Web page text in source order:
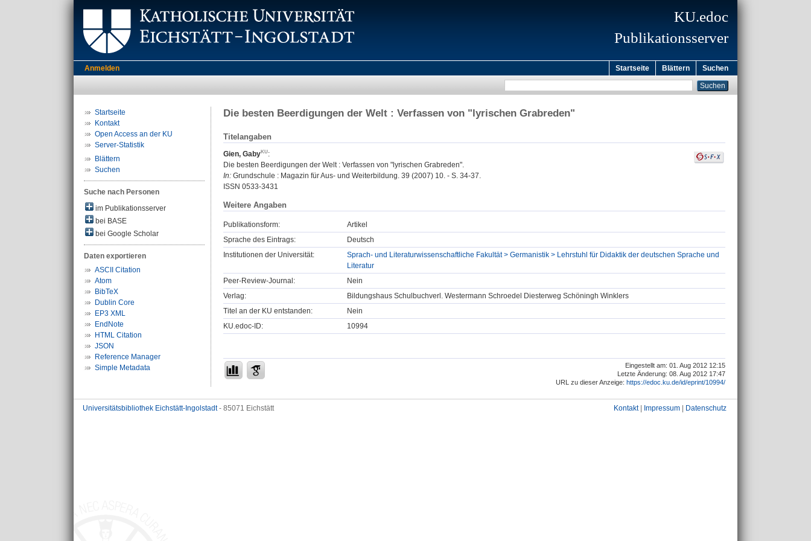
KU.edoc
Publikationsserver
Anmelden Startseite Blättern Suchen
Startseite
Kontakt
Open Access an der KU
Server-Statistik
Blättern
Suchen
Suche nach Personen
im Publikationsserver
bei BASE
bei Google Scholar
Daten exportieren
ASCII Citation
Atom
BibTeX
Dublin Core
EP3 XML
EndNote
HTML Citation
JSON
Reference Manager
Simple Metadata
Die besten Beerdigungen der Welt : Verfassen von "lyrischen Grabreden"
Titelangaben
Gien, Gaby
:
Die besten Beerdigungen der Welt : Verfassen von "lyrischen Grabreden".
In: Grundschule : Magazin für Aus- und Weiterbildung. 39 (2007) 10. - S. 34-37.
ISSN 0533-3431
Weitere Angaben
Publikationsform:
Artikel
Sprache des Eintrags:
Deutsch
Institutionen der Universität:
Sprach- und Literaturwissenschaftliche Fakultät > Germanistik > Lehrstuhl für Didaktik der deutschen Sprache und
Literatur
Peer-Review-Journal:
Nein
Verlag:
Bildungshaus Schulbuchverl. Westermann Schroedel Diesterweg Schöningh Winklers
Titel an der KU entstanden:
Nein
KU.edoc-ID:
10994
Eingestellt am: 01. Aug 2012 12:15
Letzte Änderung: 08. Aug 2012 17:47
URL zu dieser Anzeige: https://edoc.ku.de/id/eprint/10994/
Universitätsbibliothek Eichstätt-Ingolstadt- 85071 Eichstätt Kontakt| Impressum Datenschutz